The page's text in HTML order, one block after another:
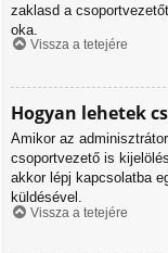
zaklasd a
oka.
Vissza a tetejére
Hogyan lehetek
Amikor az
csoportvezető is
akkor lépj kapcsolatba
küldésével.
Vissza a tetejére